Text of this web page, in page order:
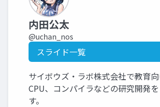
内田公太
@uchan_nos
スライド一覧
サイボウズ・ラボ株式会社で教育
CPU、コンパイラなどの研究開発
す。